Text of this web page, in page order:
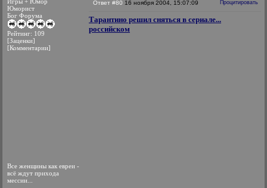
Юморист
Бог Форума
Рейтинг: 109
[Заценки]
[Комментарии]
Все женщины как евреи -
всё ждут прихода
мессии...
Ответ #80 16 ноября 2004, 15:07:09 Процитировать
Тарантино решил сняться в сериале...
российском